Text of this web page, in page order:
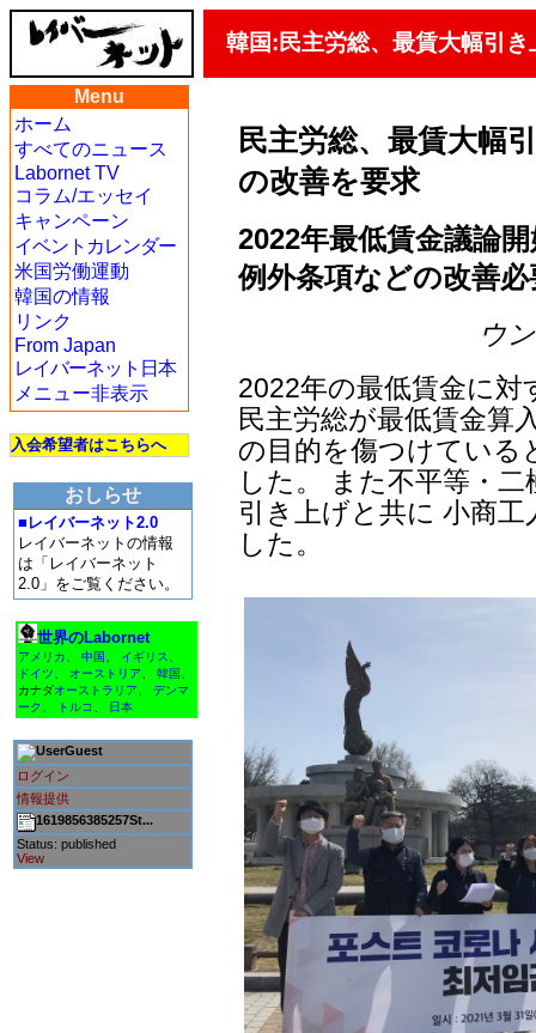
韓国:民主労総、最賃大幅引
Menu
ホーム
すべてのニュース
Labornet TV
コラム/エッセイ
キャンペーン
イベントカレンダー
米国労働運動
韓国の情報
リンク
From Japan
レイバーネット日本
メニュー非表示
入会希望者はこちらへ
おしらせ
■レイバーネット2.0
レイバーネットの情報
は「レイバーネット
2.0」をご覧ください。
世界のLabornet
アメリカ 中国 イギリス
ドイツ
オーストリア 韓国
カナダオーストラリア
デンマ
ーク
トルコ 日本
Guest
ログイン
情報提供
1619856385257St...
Status: published
View
民主労総、最賃大幅
の改善を要求
2022年最低賃金議論
例外条項などの改善必
ウ
2022年の最低賃金に
民主労総が最低賃金算
の目的を傷つけている
した。 また不平等・
引き上げと共に 小商
した。